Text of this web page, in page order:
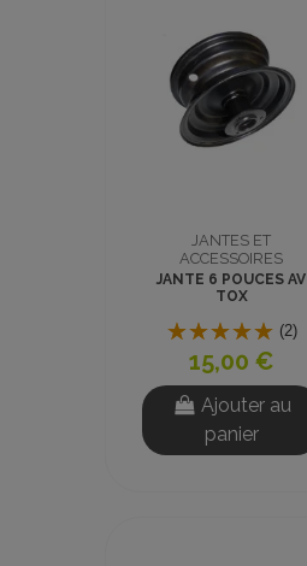
JANTES ET
ACCESSOIRES
JANTE 6 POUCES AV
TOX
(2)
15,00 €
Ajouter au
panier